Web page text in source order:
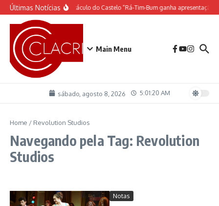
Ir para o conteúdo
Últimas NotíciasO espetáculo do Castelo “Rá-Tim-Bum ganha apresentação
Main Menu
sábado, agosto 8, 2026 5:01:20 AM
Home / Revolution Studios
Navegando pela Tag: Revolution
Studios
Notas